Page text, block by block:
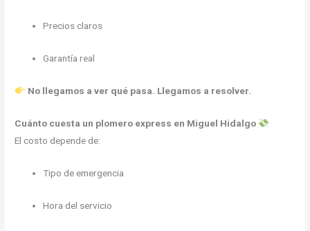
Precios claros
Garantía real
No llegamos a ver qué pasa. Llegamos a resolver.
Cuánto cuesta un plomero express en Miguel Hidalgo
El costo depende de:
Tipo de emergencia
Hora del servicio